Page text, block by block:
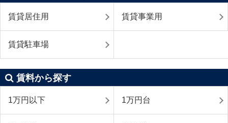
賃貸居住用 賃貸事業用
賃貸駐車場
賃料から探す
1万円以下 1万円台